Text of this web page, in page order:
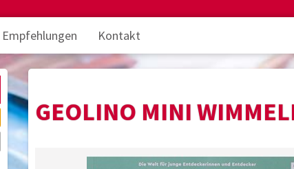
Empfehlungen Kontakt
GEOLINO MINI